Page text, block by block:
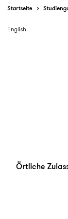
Startseite
English
Örtliche